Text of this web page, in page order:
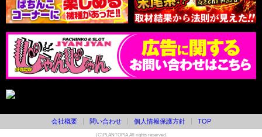
会社概要 問い合わせ 個人情報保護方針 TOP
(C)PLANTOPIA All rights reserved.